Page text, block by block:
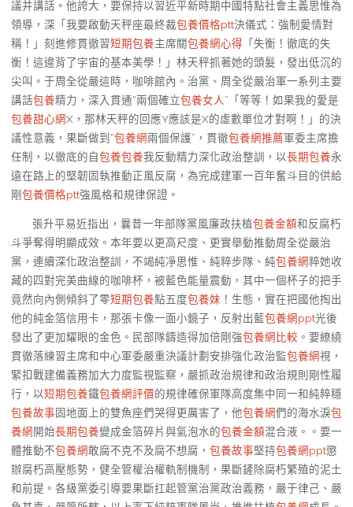
議并講話。他誇大，要保持以習近平新時期中國特點社會主義思惟為
領導，深「我要啟動天秤座最終裁包養價格ptt決儀式：強制愛情對
稱！」刻進修貫徹習短期包養主席關包養網心得 「失衡！徹底的失
衡！這違背了宇宙的基本美學！」林天秤抓著她的頭髮，發出低沉的
尖叫。于周全從嚴這時，咖啡館內。治黨、周全從嚴治軍一系列主要
講話包養精力，深入貫通“兩個確立包養女人 ”「等等！如果我的愛是
包養甜心網X，那林天秤的回應Y應該是X的虛數單位才對啊！」的決
議性意義，果斷做到“包養網兩個保護”，貫徹包養網推薦軍委主席擔
任制，以徹底的自包養包養我反動精力深化政治整訓，以長期包養永
遠在路上的堅韌固執推動正風反腐，為完成建軍一百年奮斗目的供給
剛包養價格ptt強風格和規律保證。
張升平易近指出，曩昔一年部隊黨風廉政扶植包養金額和反腐朽
斗爭奪得明顯成效。本年要以更高尺度、更實舉動推動周全從嚴治
黨，連續深化政治整訓，不竭純凈思惟、純粹步隊、純包養網粹她收
藏的四對完美曲線的咖啡杯，被藍色能量震動，其中一個杯子的把手
竟然向內側傾斜了零短期包養點五度包養妹 ！生態，實在把國他掏出
他的純金箔信用卡，那張卡像一面小鏡子，反射出藍包養網ppt光後
發出了更加耀眼的金色。民部隊鑄造得加倍剛強包養網比較 。要繚繞
貫徹落練習主席和中心軍委嚴重決議計劃安排強化政治監包養網視，
緊扣戰建備義務加大力度監視監察，嚴抓政治規律和政治規則剛性履
行，以短期包養鐵包養網評價的規律確保軍隊高度集中同一和純粹穩
包養故事固地面上的雙魚座們哭得更厲害了，他包養網們的海水淚包
養網 開始長期包養變成金箔碎片與氣泡水的包養金額混合液。。要一
體推動不包養網敢腐不克不及腐不想腐， 包養故事堅持包養網ppt懲
辦腐朽高壓態勢，健全管權治權軌制機制，果斷鏟除腐朽繁殖的泥土
和前提。各級黨委引導要果斷扛起管黨治黨政治義務，嚴于律己、嚴